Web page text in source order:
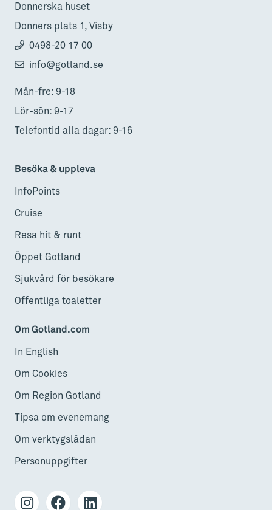
Donnerska huset
Donners plats 1, Visby
0498-20 17 00
info@gotland.se
Mån-fre: 9-18
Lör-sön: 9-17
Telefontid alla dagar: 9-16
Besöka & uppleva
InfoPoints
Cruise
Resa hit & runt
Öppet Gotland
Sjukvård för besökare
Offentliga toaletter
Om Gotland.com
In English
Om Cookies
Om Region Gotland
Tipsa om evenemang
Om verktygslådan
Personuppgifter